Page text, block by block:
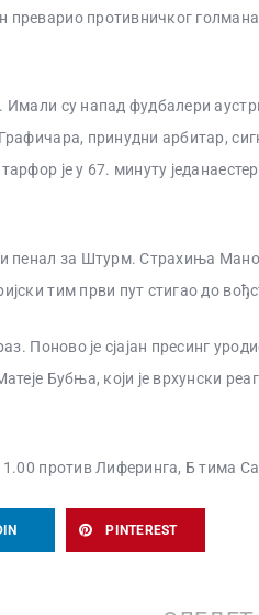
противничког
су напад фудбалери
принудни арбитар,
је у 67. минуту
пенал за Штурм. Страхиња
тим први пут стигао до
Поново је сјајан пресинг
Бубња, који је врхунски
против Лиферинга, Б тима
PINTEREST